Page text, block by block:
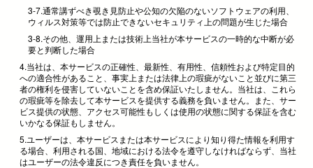
3-7.通常講ずべき覗き見防止や公知の欠陥のないソフトウェアの利用、
ウィルス対策等では防止できないセキュリティ上の問題が生じた場合
3-8.その他、運用上または技術上当社が本サービスの一時的な中断が必
要と判断した場合
4.当社は、本サービスの正確性、最新性、有用性、信頼性および特定目的
への適合性があること、事実上または法律上の瑕疵がないこと並びに第三
者の権利を侵害していないことを含め保証いたしません。当社は、これら
の瑕疵等を除去して本サービスを提供する義務を負いません。また、サー
ビス提供の状態、アクセス可能性もしくは使用の状態に関する保証を含む
いかなる保証もしません。
5.ユーザーは、本サービスまたは本サービスにより知り得た情報を利用す
る場合、利用される国、地域における法令を遵守しなければならず、当社
はユーザーの法令違反につき責任を負いません。